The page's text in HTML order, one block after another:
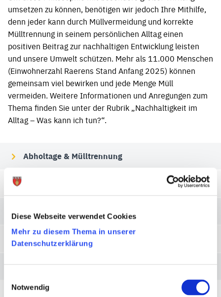
Diese Webseite verwendet Cookies
Mehr zu diesem Thema in unserer
Datenschutzerklärung
Notwendig
umsetzen zu können, benötigen wir jedoch Ihre Mithilfe,
denn jeder kann durch Müllvermeidung und korrekte
Mülltrennung in seinem persönlichen Alltag einen
positiven Beitrag zur nachhaltigen Entwicklung leisten
und unsere Umwelt schützen. Mehr als 11.000 Menschen
(Einwohnerzahl Raerens Stand Anfang 2025) können
gemeinsam viel bewirken und jede Menge Müll
vermeiden. Weitere Informationen und Anregungen zum
Thema finden Sie unter der Rubrik „Nachhaltigkeit im
Alltag – Was kann ich tun?“.
Abholtage & Mülltrennung
Recypark / Wertstoffhof
Was passiert mit meinem Müll?